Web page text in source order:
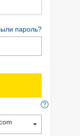
пароль?